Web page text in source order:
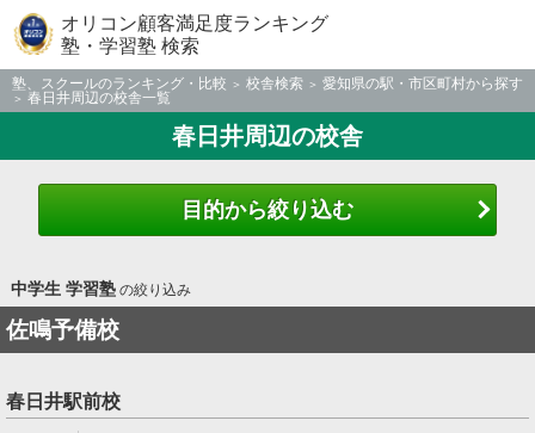
オリコン顧客満足度ランキング
塾・学習塾 検索
塾、スクールのランキング・比較 校舎検索
愛知県の駅・市区町村から探す
春日井周辺の校舎一覧
春日井周辺の校舎
目的から絞り込む
中学生 学習塾の絞り込み
佐鳴予備校
春日井駅前校